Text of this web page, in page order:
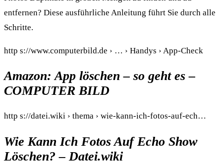
entfernen? Diese ausführliche Anleitung führt Sie durch alle
Schritte.
http s://www.computerbild.de › … › Handys › App-Check
Amazon: App löschen – so geht es –
COMPUTER BILD
http s://datei.wiki › thema › wie-kann-ich-fotos-auf-ech…
Wie Kann Ich Fotos Auf Echo Show
Löschen? – Datei.wiki